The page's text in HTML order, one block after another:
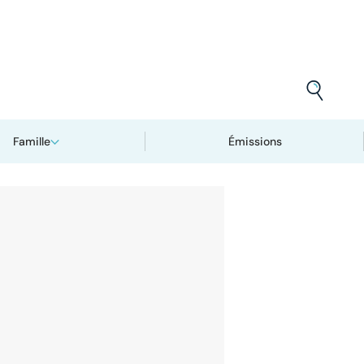
Famille Émissions